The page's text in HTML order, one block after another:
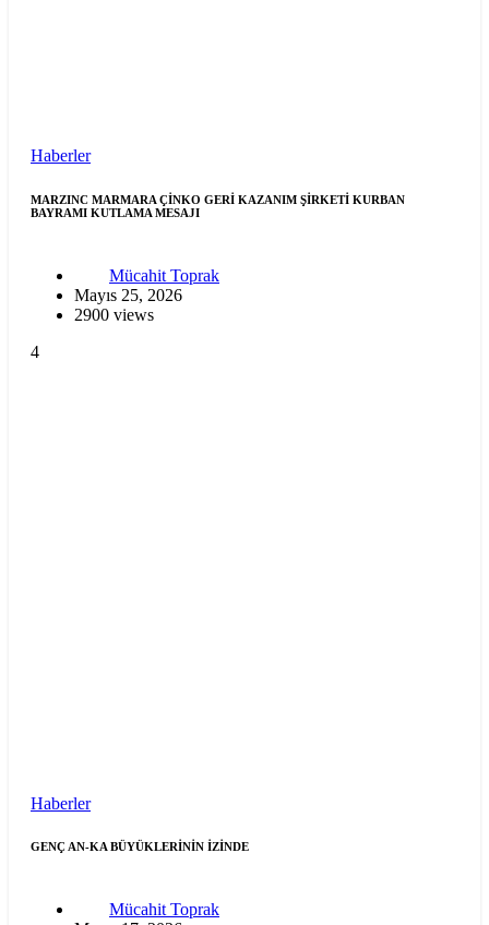
Haberler
MARZINC MARMARA ÇİNKO GERİ KAZANIM ŞİRKETİ KURBAN
BAYRAMI KUTLAMA MESAJI
Mücahit Toprak
Mayıs 25, 2026
2900 views
4
Haberler
GENÇ AN-KA BÜYÜKLERİNİN İZİNDE
Mücahit Toprak